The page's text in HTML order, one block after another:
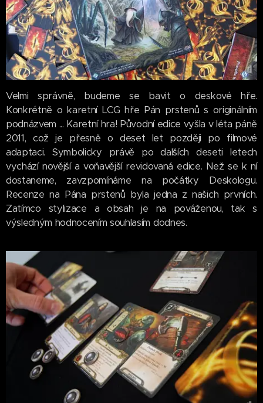
Velmi správně, budeme se bavit o deskové hře.
Konkrétně o karetní LCG hře Pán prstenů s originálním
podnázvem ... Karetní hra! Původní edice vyšla v léta páně
2011, což je přesně o deset let později po filmové
adaptaci. Symbolicky právě po dalších deseti letech
vychází novější a voňavější revidovaná edice. Než se k ní
dostaneme, zavzpomínáme na počátky Deskologu.
Recenze na Pána prstenů byla jedna z našich prvních.
Zatímco stylizace a obsah je na pováženou, tak s
výsledným hodnocením souhlasím dodnes.